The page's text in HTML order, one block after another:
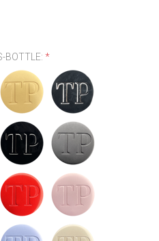
BOTTLE:*